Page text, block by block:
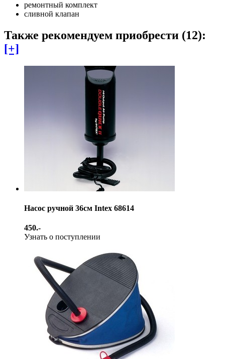
ремонтный комплект
сливной клапан
Также рекомендуем приобрести (12):
[+]
Насос ручной 36см Intex 68614
450.-
Узнать о поступлении